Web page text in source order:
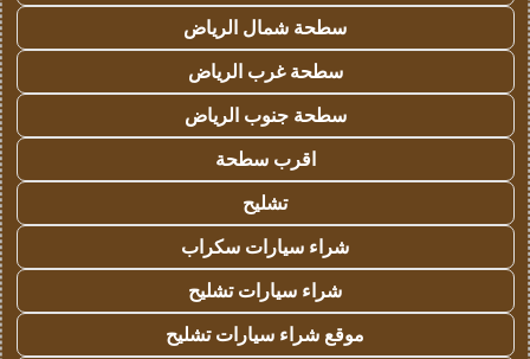
سطحة شمال الرياض
سطحة غرب الرياض
سطحة جنوب الرياض
اقرب سطحة
تشليح
شراء سيارات سكراب
شراء سيارات تشليح
موقع شراء سيارات تشليح